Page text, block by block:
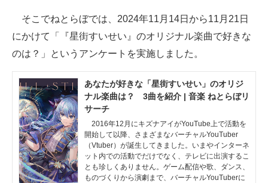
進化するPCとデバイスの未来
ビジネスと働き方のヒント
AI活用のいまが分かる
企業ITのトレンドを詳説
経営リーダーのコミュニティ
マーケ×ITの今がよく分かる
そこでねとらぼでは、2024年11月14日から11月21日
にかけて「『星街すいせい』のオリジナル楽曲で好きな
のは？」というアンケートを実施しました。
あなたが好きな「星街すいせい」のオリジ
ナル楽曲は？ 3曲を紹介 | 音楽 ねとらぼリ
サーチ
2016年12月にキズナアイがYouTube上で活動を
開始して以降、さまざまなバーチャルYouTuber
（Vtuber）が誕生してきました。いまやインターネ
ット内での活動でだけでなく、テレビに出演するこ
とも珍しくありません。ゲーム配信や歌、ダンス、
ものづくりから演劇まで、バーチャルYouTuberに